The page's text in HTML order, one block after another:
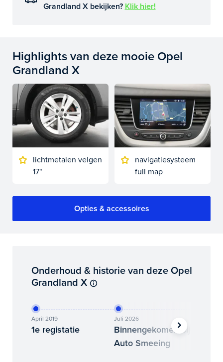
Grandland X bekijken? Klik hier!
Highlights van deze mooie Opel
Grandland X
lichtmetalen velgen
17"
navigatiesysteem
full map
Opties & accessoires
Onderhoud & historie van deze Opel
Grandland X
April 2019
1e registatie
Juli 2026
Binnengekomen bij
Auto Smeeing